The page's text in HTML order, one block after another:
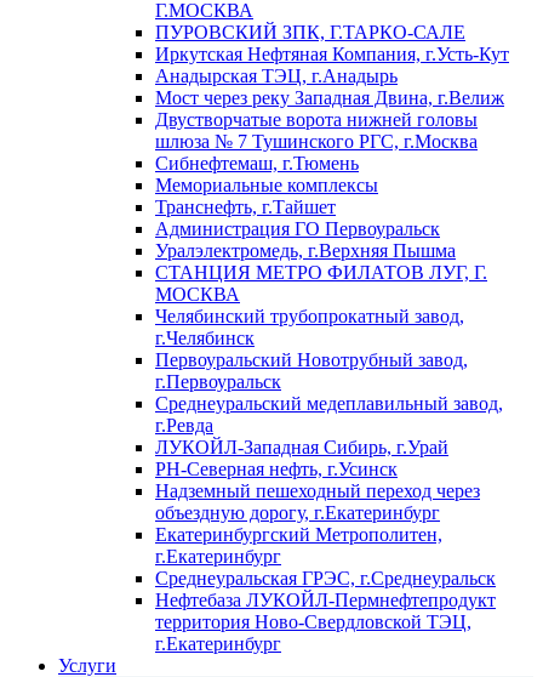
Г.МОСКВА
ПУРОВСКИЙ ЗПК, Г.ТАРКО-САЛЕ
Иркутская Нефтяная Компания, г.Усть-Кут
Анадырская ТЭЦ, г.Анадырь
Мост через реку Западная Двина, г.Велиж
Двустворчатые ворота нижней головы
шлюза № 7 Тушинского РГС, г.Москва
Сибнефтемаш, г.Тюмень
Мемориальные комплексы
Транснефть, г.Тайшет
Администрация ГО Первоуральск
Уралэлектромедь, г.Верхняя Пышма
СТАНЦИЯ МЕТРО ФИЛАТОВ ЛУГ, Г.
МОСКВА
Челябинский трубопрокатный завод,
г.Челябинск
Первоуральский Новотрубный завод,
г.Первоуральск
Среднеуральский медеплавильный завод,
г.Ревда
ЛУКОЙЛ-Западная Сибирь, г.Урай
РН-Северная нефть, г.Усинск
Надземный пешеходный переход через
объездную дорогу, г.Екатеринбург
Екатеринбургский Метрополитен,
г.Екатеринбург
Среднеуральская ГРЭС, г.Среднеуральск
Нефтебаза ЛУКОЙЛ-Пермнефтепродукт
территория Ново-Свердловской ТЭЦ,
г.Екатеринбург
Услуги